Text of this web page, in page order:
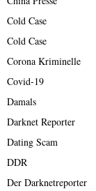
Cold Case
Cold Case
Corona Kriminelle
Covid-19
Damals
Darknet Reporter
Dating Scam
DDR
Der Darknetreporter